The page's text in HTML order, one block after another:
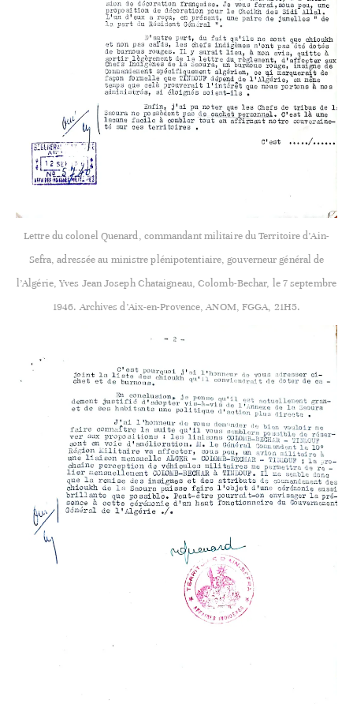
Lettre du colonel Quenard, commandant militaire du Territoire d’Ain-
Sefra, adressée au ministre plénipotentiaire, gouverneur général de
l’Algérie, Yves Jean Joseph Chataigneau, Colomb-Bechar, le 7 septembre
1946. Archives d’Aix-en-Provence, ANOM, FGGA, 21H5.